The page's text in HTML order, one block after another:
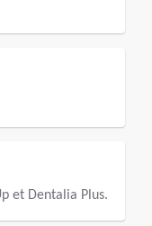
et Dentalia Plus.